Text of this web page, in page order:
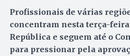
Profissionais de várias
concentram nesta terça-feira
República e seguem até o
para pressionar pela